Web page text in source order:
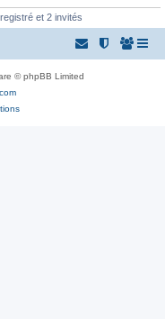
et 2 invités
© phpBB Limited